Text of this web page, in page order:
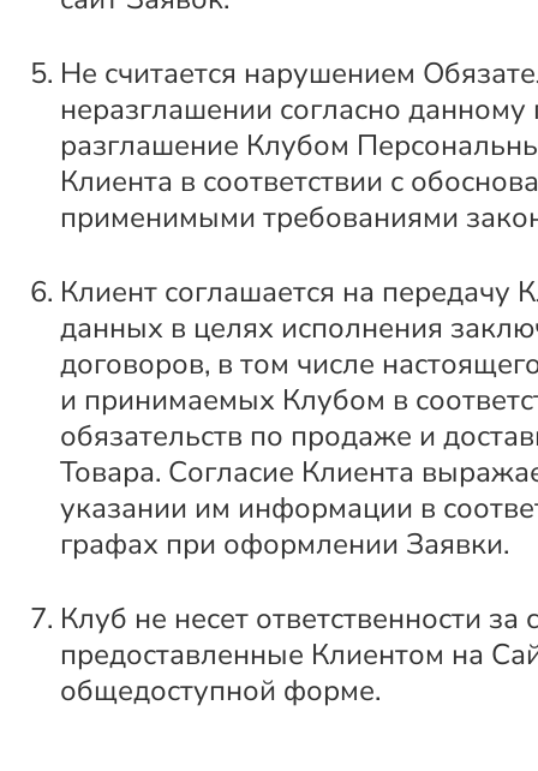
Не считается нарушением
неразглашении согласно данному
разглашение Клубом
Клиента в соответствии с
применимыми требованиями
Клиент соглашается на передачу
данных в целях исполнения
договоров, в том числе
и принимаемых Клубом в
обязательств по продаже и
Товара. Согласие Клиента
указании им информации в
графах при оформлении Заявки.
Клуб не несет ответственности за
предоставленные Клиентом на
общедоступной форме.